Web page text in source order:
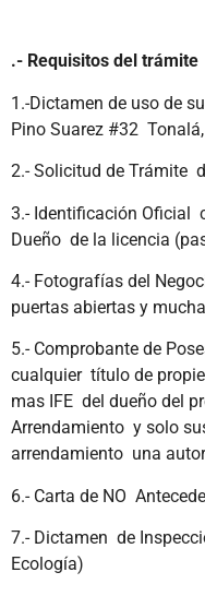
.- Requisitos del trámite
1.-Dictamen de uso de
Pino Suarez #32
2.- Solicitud de Trámite
3.- Identificación Oficial
Dueño de la licencia
4.- Fotografías del
puertas abiertas y
5.- Comprobante de
cualquier título de
mas IFE del dueño del
Arrendamiento y solo
arrendamiento una
6.- Carta de NO
7.- Dictamen de
Ecología)